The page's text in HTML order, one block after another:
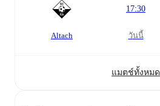
Altach
17:30
วันนี้
แมตช์ทั้งหมด